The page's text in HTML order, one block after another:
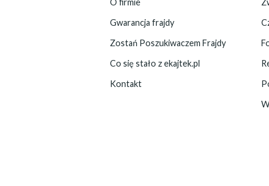
Gwarancja frajdy
Zostań Poszukiwaczem Frajdy
Co się stało z ekajtek.pl
Kontakt